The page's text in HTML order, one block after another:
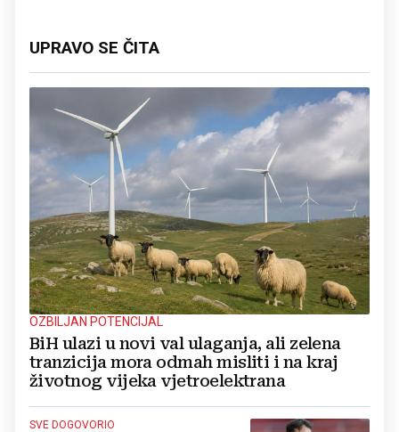
UPRAVO SE ČITA
OZBILJAN POTENCIJAL
BiH ulazi u novi val ulaganja, ali zelena
tranzicija mora odmah misliti i na kraj
životnog vijeka vjetroelektrana
SVE DOGOVORIO